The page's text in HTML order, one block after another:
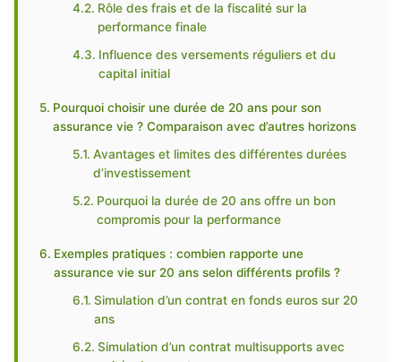
Rôle des frais et de la fiscalité sur la
performance finale
Influence des versements réguliers et du
capital initial
Pourquoi choisir une durée de 20 ans pour son
assurance vie ? Comparaison avec d’autres horizons
Avantages et limites des différentes durées
d’investissement
Pourquoi la durée de 20 ans offre un bon
compromis pour la performance
Exemples pratiques : combien rapporte une
assurance vie sur 20 ans selon différents profils ?
Simulation d’un contrat en fonds euros sur 20
ans
Simulation d’un contrat multisupports avec